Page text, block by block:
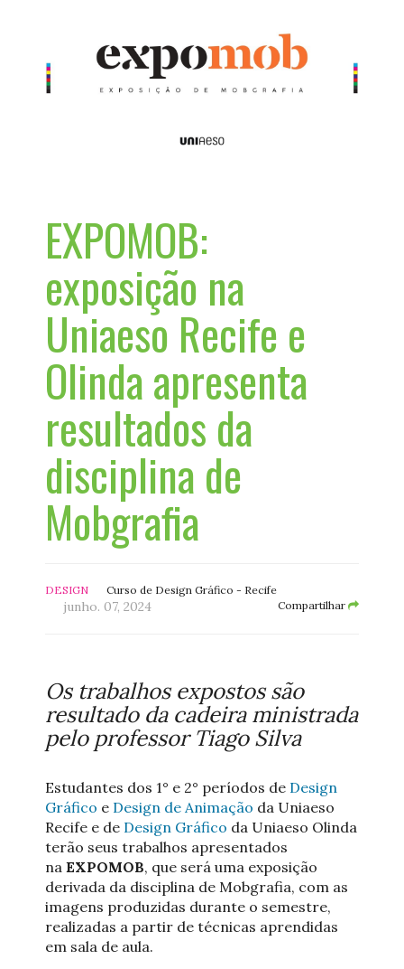
EXPOMOB:
exposição na
Uniaeso Recife e
Olinda apresenta
resultados da
disciplina de
Mobgrafia
DESIGN Curso de Design Gráfico - Recife
junho. 07, 2024 Compartilhar
Os trabalhos expostos são
resultado da cadeira ministrada
pelo professor Tiago Silva
Estudantes dos 1° e 2° períodos de Design
Gráfico e Design de Animação da Uniaeso
Recife e de Design Gráfico da Uniaeso Olinda
terão seus trabalhos apresentados
na EXPOMOB, que será uma exposição
derivada da disciplina de Mobgrafia, com as
imagens produzidas durante o semestre,
realizadas a partir de técnicas aprendidas
em sala de aula.